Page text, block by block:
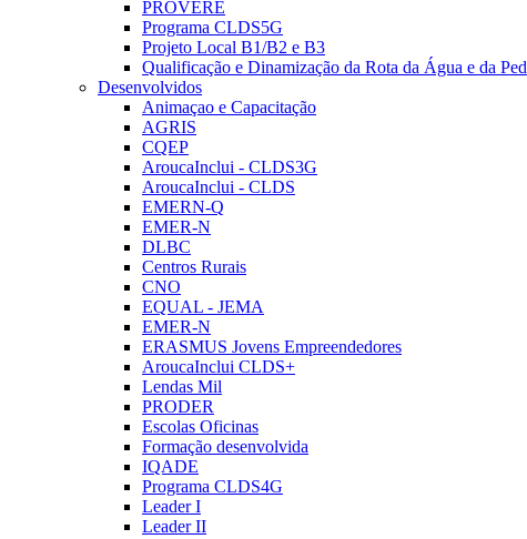
PROVERE
Programa CLDS5G
Projeto Local B1/B2 e B3
Qualificação e Dinamização da Rota da Água e da
Desenvolvidos
Animaçao e Capacitação
AGRIS
CQEP
AroucaInclui - CLDS3G
AroucaInclui - CLDS
EMERN-Q
EMER-N
DLBC
Centros Rurais
CNO
EQUAL - JEMA
EMER-N
ERASMUS Jovens Empreendedores
AroucaInclui CLDS+
Lendas Mil
PRODER
Escolas Oficinas
Formação desenvolvida
IQADE
Programa CLDS4G
Leader I
Leader II